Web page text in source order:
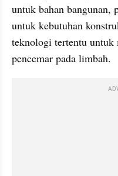
untuk bahan bangunan,
untuk kebutuhan
teknologi tertentu untuk
pencemar pada limbah.